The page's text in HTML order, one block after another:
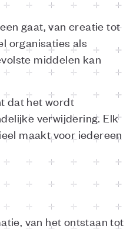
gaat, van creatie tot
organisaties als
middelen kan
dat het wordt
verwijdering. Elk
maakt voor iedereen
van het ontstaan tot